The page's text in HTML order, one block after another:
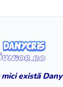
există